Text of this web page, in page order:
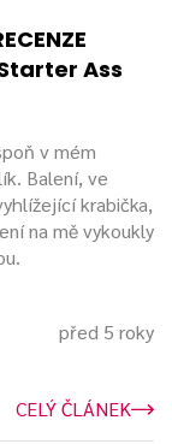
Ass
v mém
Balení, ve
krabička,
na mě vykoukly
před 5 roky
CELÝ ČLÁNEK